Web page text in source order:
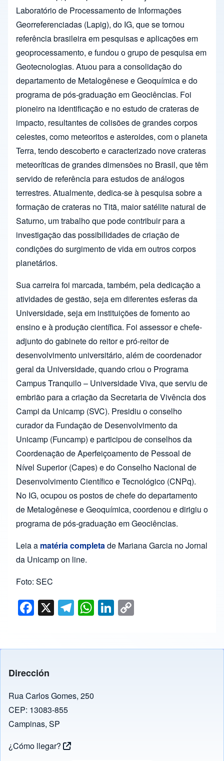
Laboratório de Processamento de Informações
Georreferenciadas (Lapig), do IG, que se tornou
referência brasileira em pesquisas e aplicações em
geoprocessamento, e fundou o grupo de pesquisa em
Geotecnologias. Atuou para a consolidação do
departamento de Metalogênese e Geoquímica e do
programa de pós-graduação em Geociências. Foi
pioneiro na identificação e no estudo de crateras de
impacto, resultantes de colisões de grandes corpos
celestes, como meteoritos e asteroides, com o planeta
Terra, tendo descoberto e caracterizado nove crateras
meteoríticas de grandes dimensões no Brasil, que têm
servido de referência para estudos de análogos
terrestres. Atualmente, dedica-se à pesquisa sobre a
formação de crateras no Titã, maior satélite natural de
Saturno, um trabalho que pode contribuir para a
investigação das possibilidades de criação de
condições do surgimento de vida em outros corpos
planetários.
Sua carreira foi marcada, também, pela dedicação a
atividades de gestão, seja em diferentes esferas da
Universidade, seja em instituições de fomento ao
ensino e à produção científica. Foi assessor e chefe-
adjunto do gabinete do reitor e pró-reitor de
desenvolvimento universitário, além de coordenador
geral da Universidade, quando criou o Programa
Campus Tranquilo – Universidade Viva, que serviu de
embrião para a criação da Secretaria de Vivência dos
Campi da Unicamp (SVC). Presidiu o conselho
curador da Fundação de Desenvolvimento da
Unicamp (Funcamp) e participou de conselhos da
Coordenação de Aperfeiçoamento de Pessoal de
Nível Superior (Capes) e do Conselho Nacional de
Desenvolvimento Científico e Tecnológico (CNPq).
No IG, ocupou os postos de chefe do departamento
de Metalogênese e Geoquímica, coordenou e dirigiu o
programa de pós-graduação em Geociências.
Leia a matéria completade Mariana Garcia no Jornal
da Unicamp on line.
Foto: SEC
F
a
e
b
o
k
X T
el
gr
W
h
s
Li
n
e y
Dirección
Rua Carlos Gomes, 250
CEP: 13083-855
Campinas, SP
¿Cómo llegar?